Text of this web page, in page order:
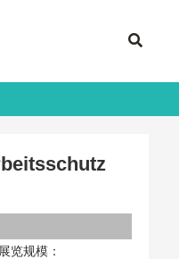
展览规模：